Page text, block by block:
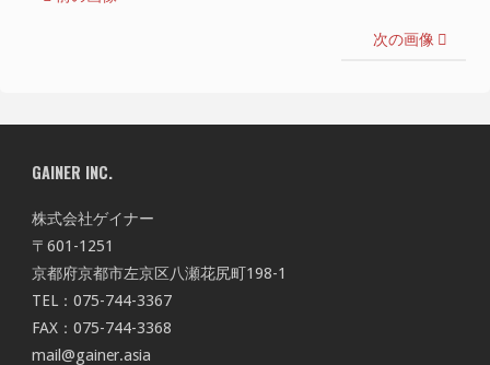
次の画像
GAINER INC.
株式会社ゲイナー
〒601-1251
京都府京都市左京区八瀬花尻町198-1
TEL：075-744-3367
FAX：075-744-3368
mail@gainer.asia